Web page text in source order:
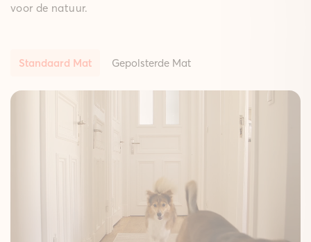
voor de natuur.
Standaard Mat Gepolsterde Mat